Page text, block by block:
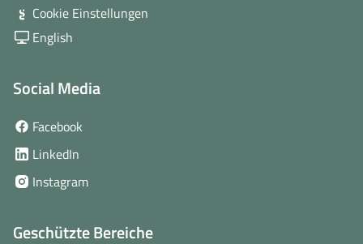
Cookie Einstellungen
English
Social Media
Facebook
Fenster)
LinkedIn
neuem
Instagram(öffnet
Fenster)
Geschützte Bereiche